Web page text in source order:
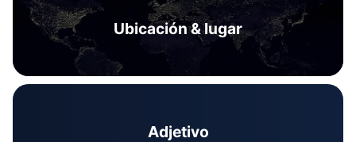
Ubicación & lugar
Adjetivo